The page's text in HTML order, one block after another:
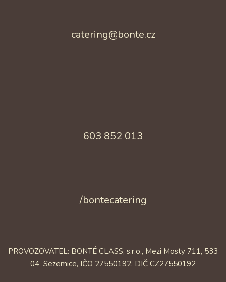
catering@bonte.cz
603 852 013
/bontecatering
PROVOZOVATEL: BONTÉ CLASS, s.r.o., Mezi Mosty 711, 533
04 Sezemice, IČO 27550192, DIČ CZ27550192